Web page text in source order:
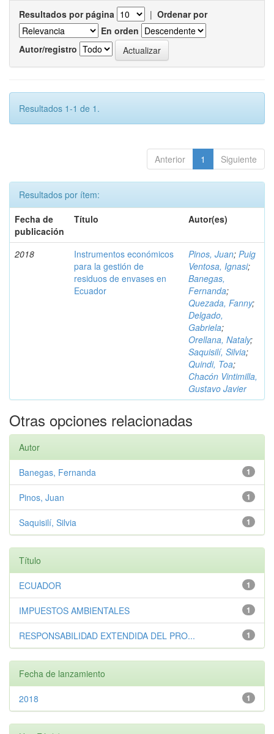
Resultados por página | Ordenar por
En orden
Autor/registro
Resultados 1-1 de 1.
Anterior 1 Siguiente
Resultados por ítem:
Fecha de
publicación
Título Autor(es)
2018
Instrumentos económicos
para la gestión de
residuos de envases en
Ecuador
Pinos, Juan; Puig
Ventosa, Ignasi;
Banegas,
Fernanda;
Quezada, Fanny;
Delgado,
Gabriela;
Orellana, Nataly;
Saquisilí, Silvia;
Quindi, Toa;
Chacón Vintimilla,
Gustavo Javier
Otras opciones relacionadas
Autor
1
Banegas, Fernanda
1
Pinos, Juan
1
Saquisilí, Silvia
Título
1
ECUADOR
1
IMPUESTOS AMBIENTALES
1
RESPONSABILIDAD EXTENDIDA DEL PRO...
Fecha de lanzamiento
1
2018